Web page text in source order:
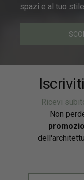
spazi e al tuo
Ricevi
Non